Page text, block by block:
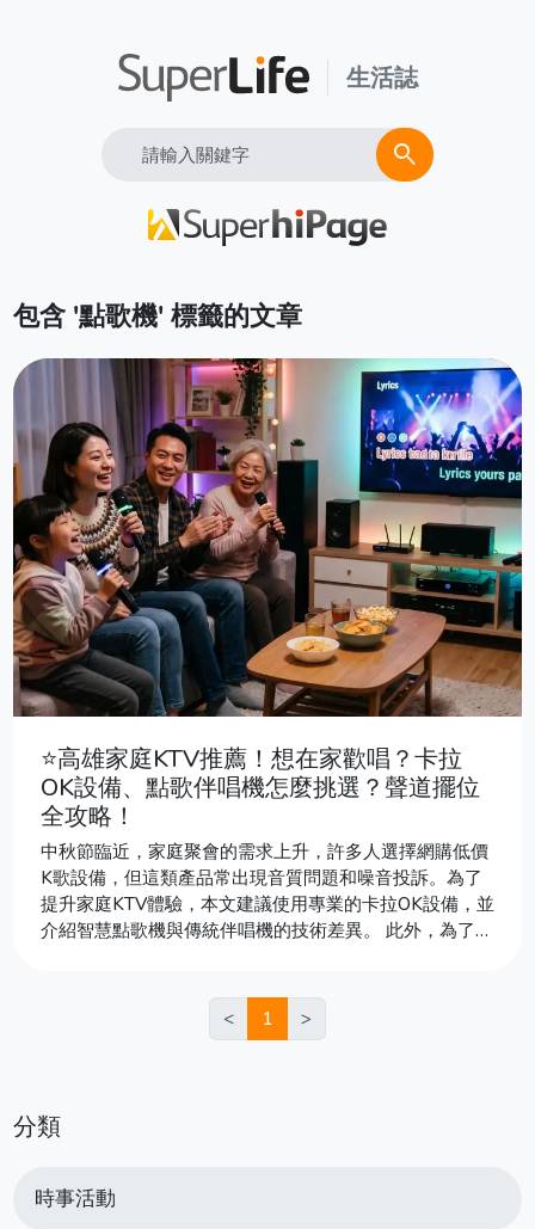
生活誌
Search search
包含 '點歌機' 標籤的文章
⭐高雄家庭KTV推薦！想在家歡唱？卡拉
OK設備、點歌伴唱機怎麼挑選？聲道擺位
全攻略！
中秋節臨近，家庭聚會的需求上升，許多人選擇網購低價
K歌設備，但這類產品常出現音質問題和噪音投訴。為了
提升家庭KTV體驗，本文建議使用專業的卡拉OK設備，並
介紹智慧點歌機與傳統伴唱機的技術差異。 此外，為了避
擴大機的動態限幅功能控制音量。正確配置與擺位能讓家
庭KTV聲音更佳，助你在中秋佳節盡情歡唱。
< 1 >
分類
時事活動